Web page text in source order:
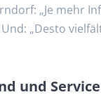
„Je mehr
Und: „Desto
und